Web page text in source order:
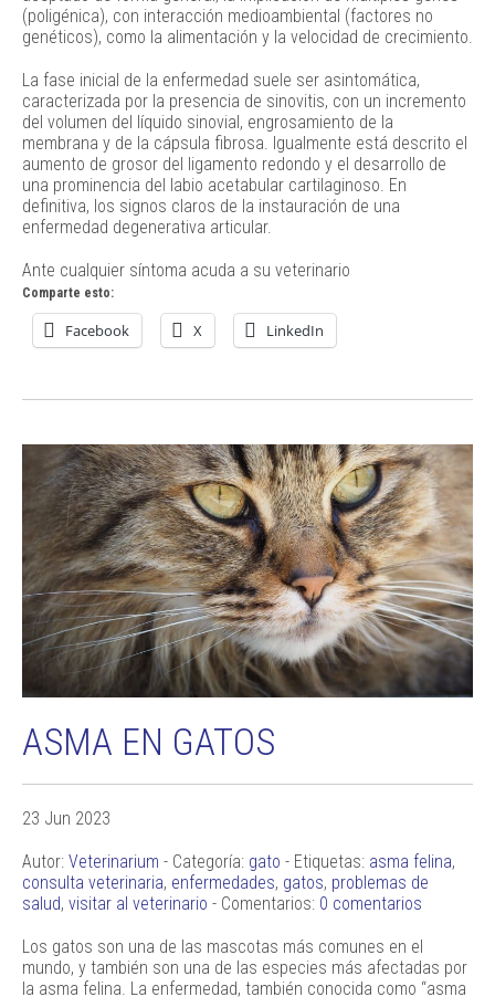
(poligénica), con interacción medioambiental (factores no
genéticos), como la alimentación y la velocidad de crecimiento.
La fase inicial de la enfermedad suele ser asintomática,
caracterizada por la presencia de sinovitis, con un incremento
del volumen del líquido sinovial, engrosamiento de la
membrana y de la cápsula fibrosa. Igualmente está descrito el
aumento de grosor del ligamento redondo y el desarrollo de
una prominencia del labio acetabular cartilaginoso. En
definitiva, los signos claros de la instauración de una
enfermedad degenerativa articular.
Ante cualquier síntoma acuda a su veterinario
Comparte esto:
Facebook X LinkedIn
ASMA EN GATOS
23 Jun 2023
Autor: Veterinarium - Categoría: gato - Etiquetas: asma felina,
consulta veterinaria, enfermedades, gatos, problemas de
salud, visitar al veterinario - Comentarios: 0 comentarios
Los gatos son una de las mascotas más comunes en el
mundo, y también son una de las especies más afectadas por
la asma felina. La enfermedad, también conocida como “asma